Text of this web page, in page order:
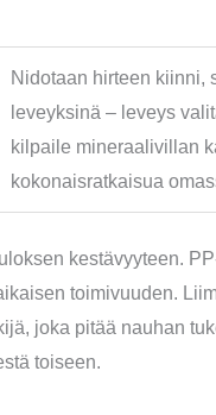
Nidotaan hirteen kiinni,
leveyksinä – leveys
kilpaile mineraalivillan
kokonaisratkaisua
kestävyyteen.
toimivuuden.
joka pitää nauhan
toiseen.